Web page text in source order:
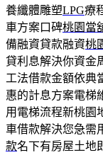
養纖體雕塑LPG療
車方案口碑桃園當
備融資貸款融資桃
貸利息解決你資金
工法借款金額依典
惠的計息方案電梯
用電梯流程新桃園
車借款解決您急需
款名下有房屋土地